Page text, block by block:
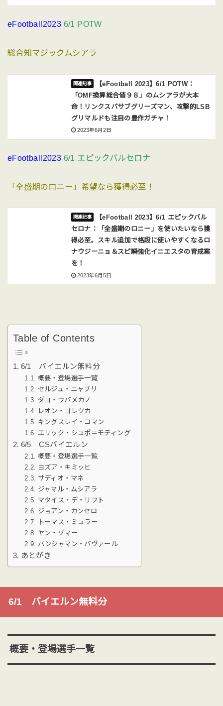
eFootball2023 6/1 POTW
総合知マジックムシアラ
【eFootball 2023】6/1 POTW：
「OMF換算総合値９８」のムシアラが大本
命！リンクスパサブグリーズマン、攻撃的LSB
グリマルドも注目の豊作ガチャ！
2023年6月2日
eFootball2023 6/1 エピックバルセロナ
「全盛期のロニー」希望なら獲得必至！
【eFootball 2023】6/1 エピックバル
セロナ：「全盛期のロニー」を使いたいなら獲
得必至。スキル追加で格段に使いやすくなるロ
ナウジーニョ＆スピ瞬強化イニエスタの育成案
を！
2023年6月5日
Table of Contents
6/1 バイエルン無料分
概要・登場選手一覧
セルジュ・ニャブリ
ダヨ・ウパメカノ
レオン・ゴレツカ
キングスレイ・コマン
エリック・シュポ＝モティング
6/5 CSバイエルン
概要・登場選手一覧
ヨズア・キミッヒ
サディオ・マネ
ジャマル・ムシアラ
マタイス・デ・リフト
ジョアン・カンセロ
トーマス・ミュラー
ヤン・ゾマー
バンジャマン・パヴァール
あとがき
6/1 バイエルン無料分
概要・登場選手一覧